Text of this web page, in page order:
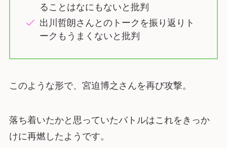
ることはなにもないと批判
出川哲朗さんとのトークを振り返りト
ークもうまくないと批判
このような形で、宮迫博之さんを再び攻撃。
落ち着いたかと思っていたバトルはこれをきっか
けに再燃したようです。